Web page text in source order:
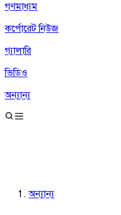
গণমাধ্যম
কর্পোরেট নিউজ
গ্যালারি
ভিডিও
অন্যান্য
অন্যান্য